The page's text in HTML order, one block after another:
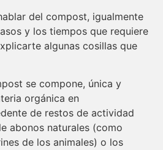
del compost, igualmente
y los tiempos que requiere
algunas cosillas que
se compone, única y
orgánica en
de restos de actividad
abonos naturales (como
de los animales) o los